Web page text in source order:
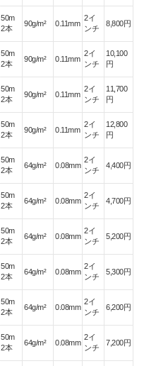
50m
2本
90g/m² 0.11mm
2イ
ンチ
8,800円
50m
2本
90g/m² 0.11mm
2イ
ンチ
10,100
円
50m
2本
90g/m² 0.11mm
2イ
ンチ
11,700
円
50m
2本
90g/m² 0.11mm
2イ
ンチ
12,800
円
50m
2本
64g/m² 0.08mm
2イ
ンチ
4,400円
50m
2本
64g/m² 0.08mm
2イ
ンチ
4,700円
50m
2本
64g/m² 0.08mm
2イ
ンチ
5,200円
50m
2本
64g/m² 0.08mm
2イ
ンチ
5,300円
50m
2本
64g/m² 0.08mm
2イ
ンチ
6,200円
50m
2本
64g/m² 0.08mm
2イ
ンチ
7,200円